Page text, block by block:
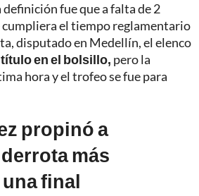
fue que a falta de 2
cumpliera el tiempo reglamentario
disputado en Medellín, el elenco
en el bolsillo, pero la
hora y el trofeo se fue para
propinó a
más
final